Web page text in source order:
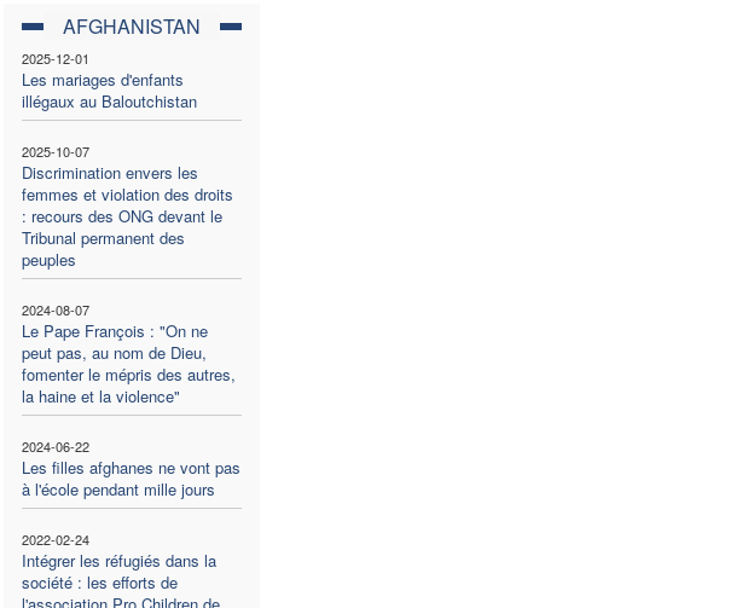
AFGHANISTAN
2025-12-01
Les mariages d'enfants
illégaux au Baloutchistan
2025-10-07
Discrimination envers les
femmes et violation des droits
: recours des ONG devant le
Tribunal permanent des
peuples
2024-08-07
Le Pape François : "On ne
peut pas, au nom de Dieu,
fomenter le mépris des autres,
la haine et la violence"
2024-06-22
Les filles afghanes ne vont pas
à l'école pendant mille jours
2022-02-24
Intégrer les réfugiés dans la
société : les efforts de